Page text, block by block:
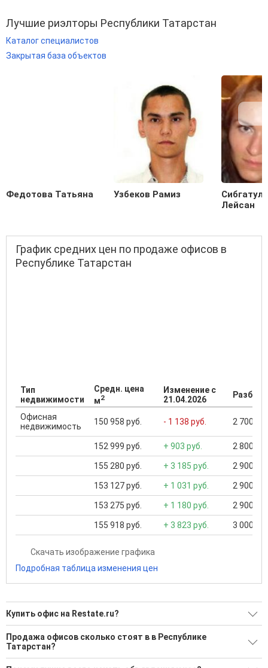
Лучшие риэлторы Республики Татарстан
Каталог специалистов
Закрытая база объектов
Федотова Татьяна Узбеков Рамиз
Лейсан
График средних цен по продаже офисов в
Республике Татарстан
Тип
недвижимости
Средн. цена
м2
Изменение с
21.04.2026
Офисная
недвижимость
150 958 руб. - 1 138 руб. 2 700
152 999 руб. + 903 руб. 2 800
155 280 руб. + 3 185 руб. 2 900
153 127 руб. + 1 031 руб. 2 900
153 275 руб. + 1 180 руб. 2 900
155 918 руб. + 3 823 руб. 3 000
Скачать изображение графика
Подробная таблица изменения цен
Купить офис на Restate.ru?
Ищите, как Купить офис?
238 актуальных и проверенных объявлений
Продажа офисов сколько стоят в в Республике
Татарстан?
Минимальная цена: 1 000 000 Р. Максимальная цена: 420